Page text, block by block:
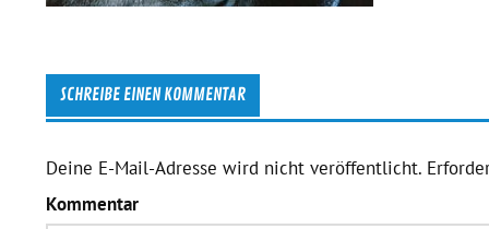
SCHREIBE EINEN KOMMENTAR
Deine E-Mail-Adresse wird nicht veröffentlicht.
Kommentar